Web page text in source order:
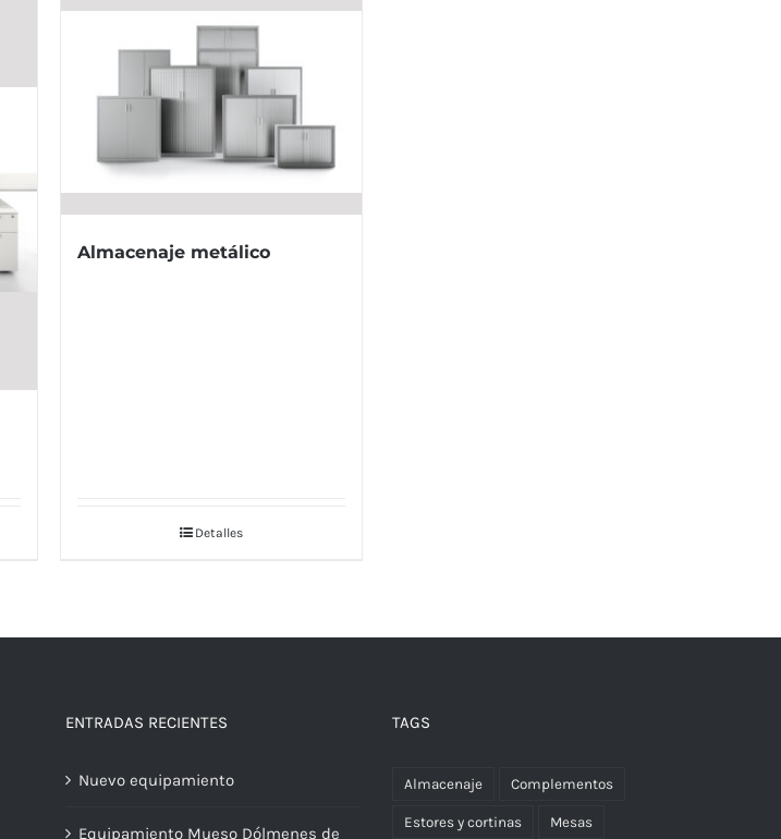
Almacenaje metálico
Detalles
ENTRADAS RECIENTES
Nuevo equipamiento
Equipamiento Mueso Dólmenes de
TAGS
Almacenaje Complementos
Estores y cortinas Mesas